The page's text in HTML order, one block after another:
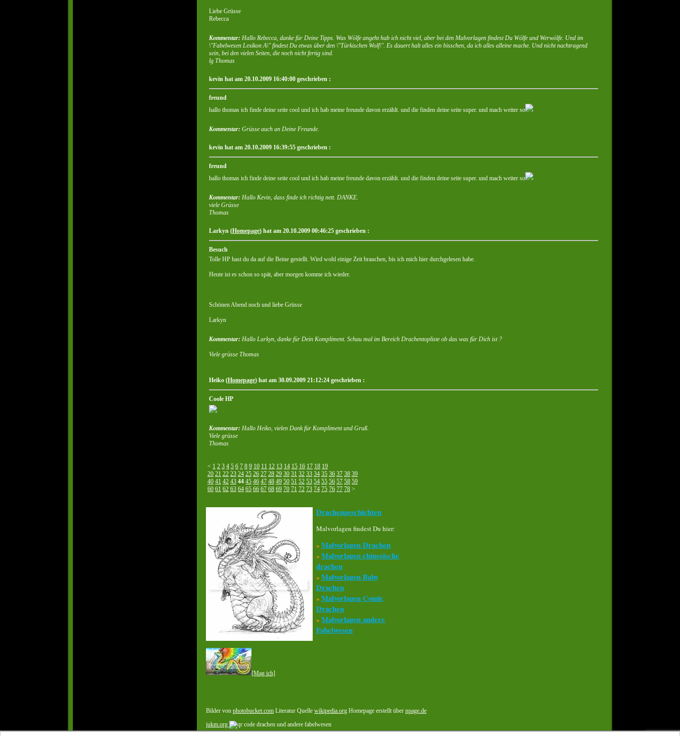
Liebe Grüsse
Rebecca
Kommentar: Hallo Rebecca, danke für Deine Tipps. Was Wölfe angeht hab ich nicht viel, aber bei den Malvorlagen findest Du Wölfe und Werwölfe. Und im
\"Fabelwesen Lexikon A\" findest Du etwas über den \"Türkischen Wolf\". Es dauert halt alles ein bisschen, da ich alles alleine mache. Und nicht nachtragend
sein, bei den vielen Seiten, die noch nicht fertig sind.
lg Thomas
kevin hat am 20.10.2009 16:40:00 geschrieben :
freund
hallo thomas ich finde deine seite cool und ich hab meine freunde davon erzählt. und die finden deine seite super. und mach weiter so
Kommentar: Grüsse auch an Deine Freunde.
kevin hat am 20.10.2009 16:39:55 geschrieben :
freund
hallo thomas ich finde deine seite cool und ich hab meine freunde davon erzählt. und die finden deine seite super. und mach weiter so
Kommentar: Hallo Kevin, dass finde ich richtig nett. DANKE.
viele Grüsse
Thomas
Larkyn (Homepage) hat am 20.10.2009 00:46:25 geschrieben :
Besuch
Tolle HP hast du da auf die Beine gestellt. Wird wohl einige Zeit brauchen, bis ich mich hier durchgelesen habe.
Heute ist es schon so spät, aber morgen komme ich wieder.
Schönen Abend noch und liebe Grüsse
Larkyn
Kommentar: Hallo Larkyn, danke für Dein Kompliment. Schau mal im Bereich Drachentopliste ob das was für Dich ist ?
Viele grüsse Thomas
Heiko (Homepage) hat am 30.09.2009 21:12:24 geschrieben :
Coole HP
Kommentar: Hallo Heiko, vielen Dank für Kompliment und Gruß.
Viele grüsse
Thomas
< 1 2 3 4 5 6 7 8 9 10 11 12 13 14 15 16 17 18 19
20 21 22 23 24 25 26 27 28 29 30 31 32 33 34 35 36 37 38 39
40 41 42 43 44 45 46 47 48 49 50 51 52 53 54 55 56 57 58 59
60 61 62 63 64 65 66 67 68 69 70 71 72 73 74 75 76 77 78 >
Drachengeschichten
Malvorlagen findest Du hier:
» Malvorlagen Drachen
» Malvorlagen chinesische
drachen
» Malvorlagen Baby
Drachen
» Malvorlagen Comic
Drachen
» Malvorlagen andere
Fabelwesen
[Mag ich]
Bilder von photobucket.com Literatur Quelle wikipedia.org Homepage erstellt über npage.de
jukm.org